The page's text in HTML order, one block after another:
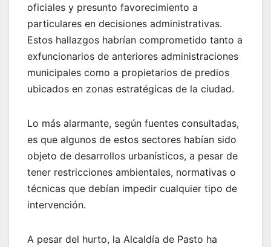
oficiales y presunto favorecimiento a
particulares en decisiones administrativas.
Estos hallazgos habrían comprometido tanto a
exfuncionarios de anteriores administraciones
municipales como a propietarios de predios
ubicados en zonas estratégicas de la ciudad.
Lo más alarmante, según fuentes consultadas,
es que algunos de estos sectores habían sido
objeto de desarrollos urbanísticos, a pesar de
tener restricciones ambientales, normativas o
técnicas que debían impedir cualquier tipo de
intervención.
A pesar del hurto, la Alcaldía de Pasto ha